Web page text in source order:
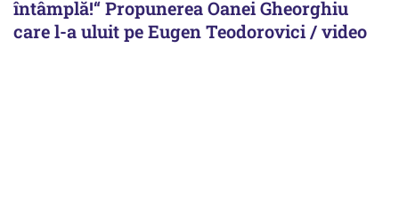
întâmplă!“ Propunerea Oanei Gheorghiu
care l-a uluit pe Eugen Teodorovici / video